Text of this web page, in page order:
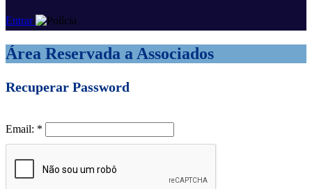
Entrar
Área Reservada a Associados
Recuperar Password
Email: *